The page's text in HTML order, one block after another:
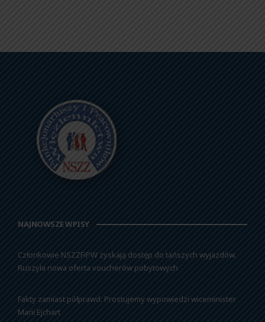
NAJNOWSZE WPISY
Członkowie NSZZFiPW zyskają dostęp do tańszych wyjazdów.
Ruszyła nowa oferta voucherów pobytowych
Fakty zamiast półprawd. Prostujemy wypowiedzi wiceminister
Marii Ejchart